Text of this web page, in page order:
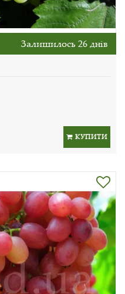
Залишилось 26 днів
КУПИТИ